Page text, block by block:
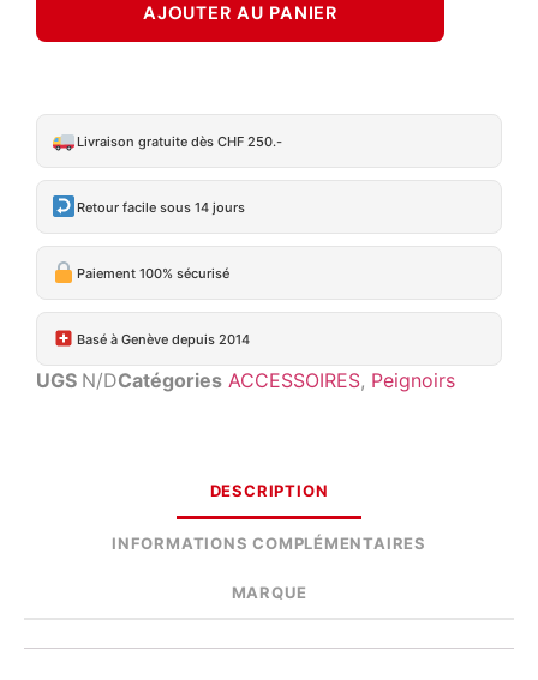
AJOUTER AU PANIER
Livraison gratuite dès CHF 250.-
Retour facile sous 14 jours
Paiement 100% sécurisé
Basé à Genève depuis 2014
UGS N/DCatégories ACCESSOIRES, Peignoirs
DESCRIPTION
INFORMATIONS COMPLÉMENTAIRES
MARQUE